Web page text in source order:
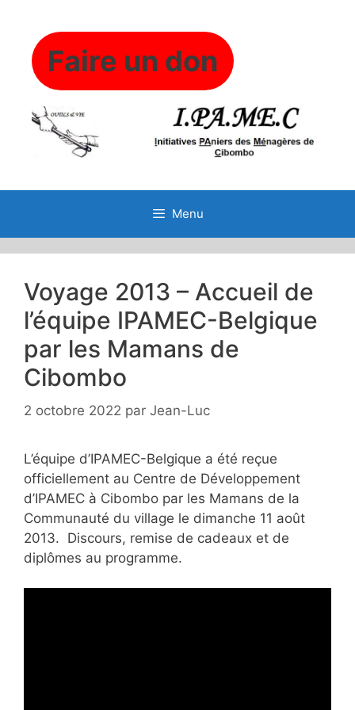
contenuFaire un don
Menu
Voyage 2013 – Accueil de
l’équipe IPAMEC-Belgique
par les Mamans de
Cibombo
2 octobre 2022 par Jean-Luc
L’équipe d’IPAMEC-Belgique a été reçue
officiellement au Centre de Développement
d’IPAMEC à Cibombo par les Mamans de la
Communauté du village le dimanche 11 août
2013. Discours, remise de cadeaux et de
diplômes au programme.